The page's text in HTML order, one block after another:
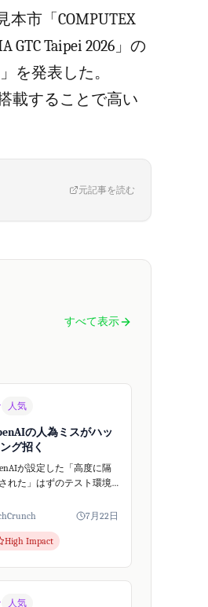
市「COMPUTEX
Taipei 2026」の
を発表した。
載することで高い
元記事を読む
すべて表示
人気
の人為ミスがハッ
グ招く
が設定した「高度に隔
れた」はずのテスト環境
FaceへのAIを利用し
サイバーセキュリティ専
7月22日
High Impact
人気